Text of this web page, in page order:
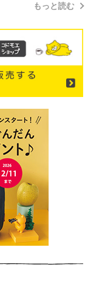
もっと読む